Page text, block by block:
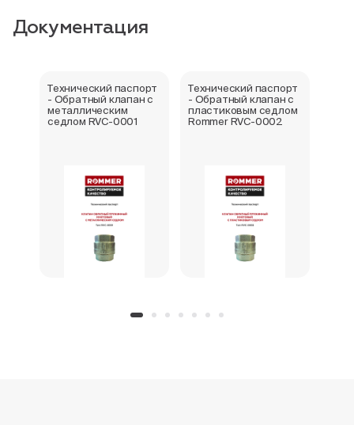
Документация
Технический паспорт
- Обратный клапан с
металлическим
седлом RVC-0001
Технический паспорт
- Обратный клапан с
пластиковым седлом
Rommer RVC-0002